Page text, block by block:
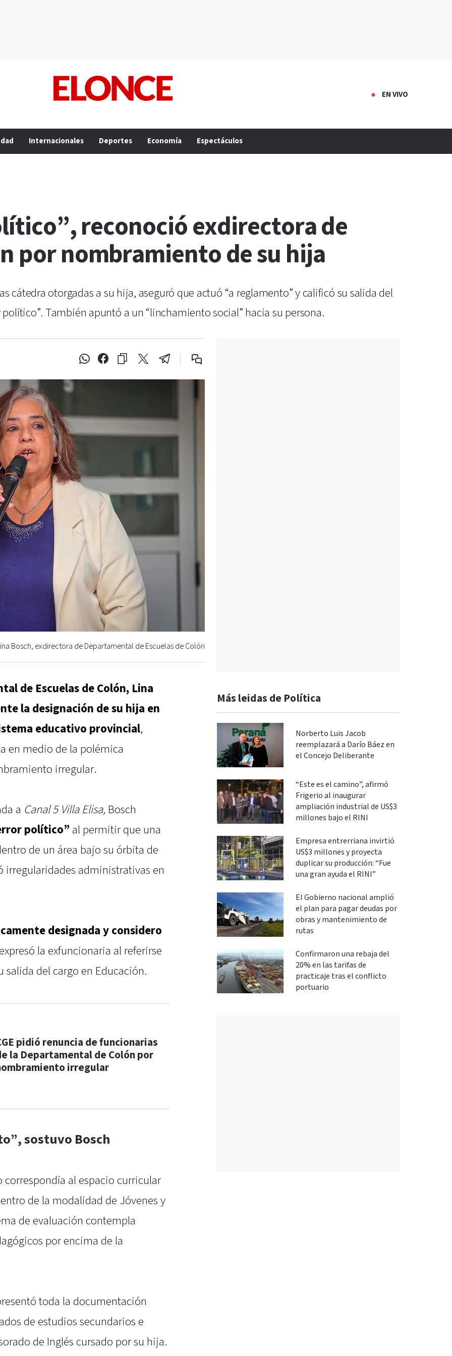
EN VIVO
Internacionales Deportes Economía Espectáculos
reconoció exdirectora de
por nombramiento de su hija
cátedra otorgadas a su hija, aseguró que actuó “a reglamento” y calificó su salida del
También apuntó a un “linchamiento social” hacia su persona.
Bosch, exdirectora de Departamental de Escuelas de Colón
de Escuelas de Colón, Lina
la designación de su hija en
educativo provincial,
en medio de la polémica
irregular.
a Canal 5 Villa Elisa, Bosch
político” al permitir que una
de un área bajo su órbita de
irregularidades administrativas en
designada y considero
la exfuncionaria al referirse
del cargo en Educación.
pidió renuncia de funcionarias
la Departamental de Colón por
irregular
sostuvo Bosch
al espacio curricular
de la modalidad de Jóvenes y
de evaluación contempla
por encima de la
toda la documentación
de estudios secundarios e
de Inglés cursado por su hija.
Más leidas de Política
Norberto Luis Jacob
reemplazará a Darío Báez en
el Concejo Deliberante
“Este es el camino”, afirmó
Frigerio al inaugurar
ampliación industrial de US$3
millones bajo el RINI
Empresa entrerriana invirtió
US$3 millones y proyecta
duplicar su producción: “Fue
una gran ayuda el RINI”
El Gobierno nacional amplió
el plan para pagar deudas por
obras y mantenimiento de
rutas
Confirmaron una rebaja del
20% en las tarifas de
practicaje tras el conflicto
portuario